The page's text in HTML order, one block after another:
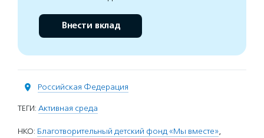
Внести вклад
Российская Федерация
ТЕГИ: Активная среда
НКО: Благотворительный детский фонд «Мы вместе»,